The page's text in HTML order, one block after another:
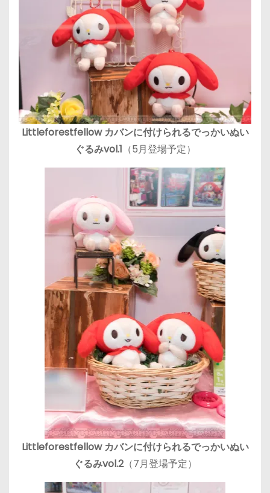
Littleforestfellow カバンに付けられるでっかいぬい
ぐるみvol.1 （5月登場予定）
Littleforestfellow カバンに付けられるでっかいぬい
ぐるみvol.2（7月登場予定）